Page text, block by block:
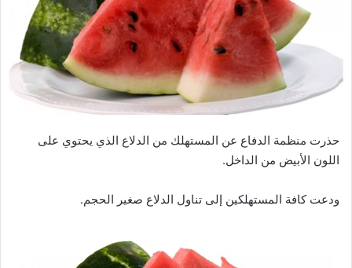
حذرت منظمة الدفاع عن المستهلك من الدلاع الذي يحتوي على
اللون الأبيض من الداخل.
ودعت كافة المستهلكين إلى تناول الدلاع صغير الحجم.